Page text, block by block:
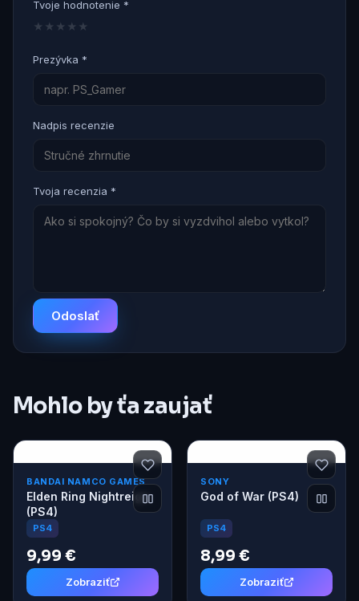
Tvoje hodnotenie *
★
★
★
★
★
Prezývka *
Nadpis recenzie
Tvoja recenzia *
Odoslať
Mohlo by ťa zaujať
BANDAI NAMCO GAMES
Elden Ring Nightreign
(PS4)
PS4
9,99 €
Zobraziť
SONY
God of War (PS4)
PS4
8,99 €
Zobraziť